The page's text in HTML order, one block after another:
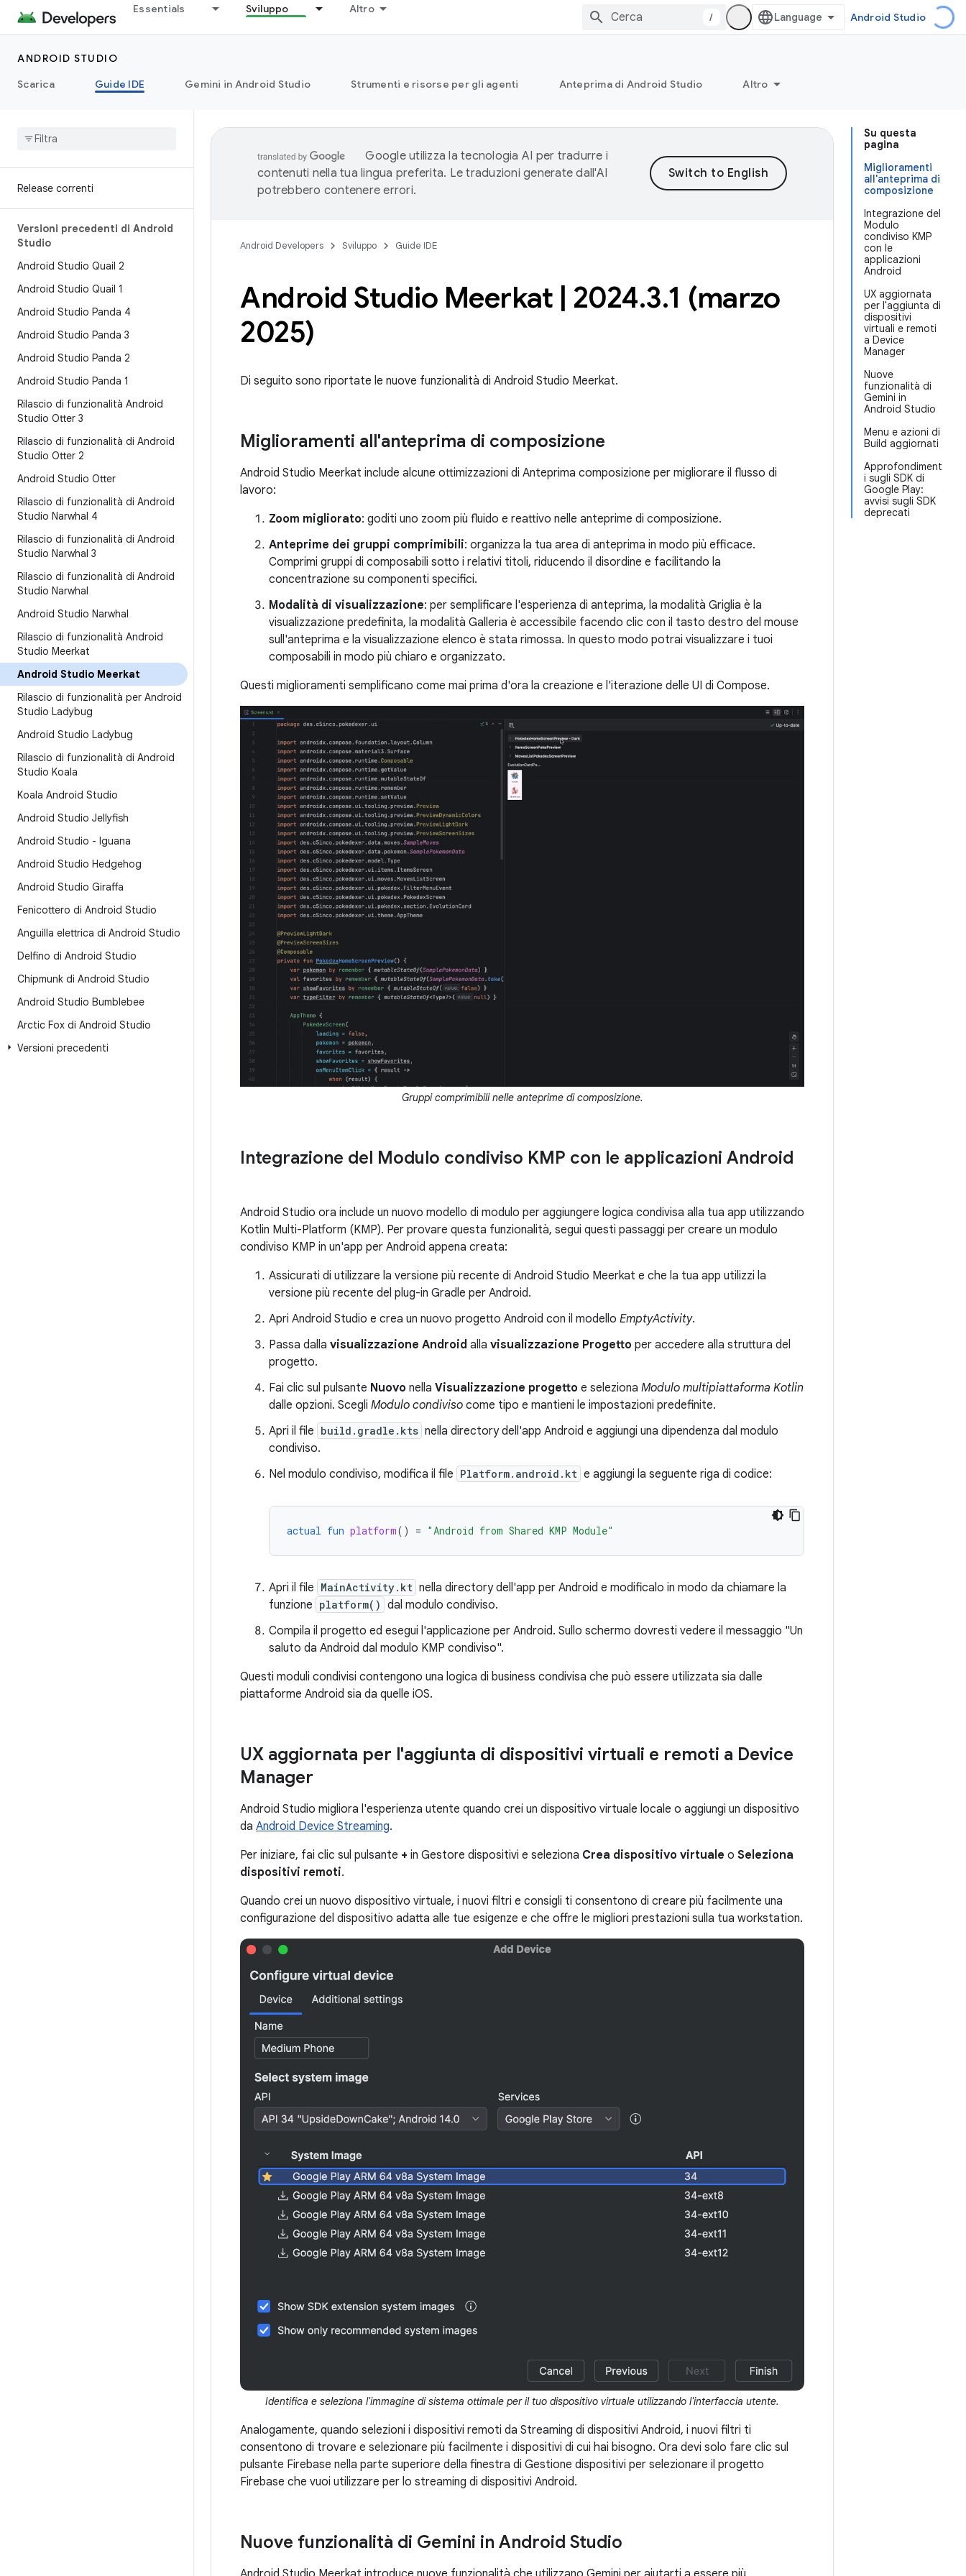
Essentials Sviluppo Altro
/ Android Studio
ANDROID STUDIO
Scarica
Guide IDE Gemini in Android Studio Strumenti e risorse per gli agenti Anteprima di Android Studio Altro
Release correnti
Versioni precedenti di Android
Studio
Android Studio Quail 2
Android Studio Quail 1
Android Studio Panda 4
Android Studio Panda 3
Android Studio Panda 2
Android Studio Panda 1
Rilascio di funzionalità Android
Studio Otter 3
Rilascio di funzionalità di Android
Studio Otter 2
Android Studio Otter
Rilascio di funzionalità di Android
Studio Narwhal 4
Rilascio di funzionalità di Android
Studio Narwhal 3
Rilascio di funzionalità di Android
Studio Narwhal
Android Studio Narwhal
Rilascio di funzionalità Android
Studio Meerkat
Android Studio Meerkat
Rilascio di funzionalità per Android
Studio Ladybug
Android Studio Ladybug
Rilascio di funzionalità di Android
Studio Koala
Koala Android Studio
Android Studio Jellyfish
Android Studio - Iguana
Android Studio Hedgehog
Android Studio Giraffa
Fenicottero di Android Studio
Anguilla elettrica di Android Studio
Delfino di Android Studio
Chipmunk di Android Studio
Android Studio Bumblebee
Arctic Fox di Android Studio
Versioni precedenti
Su questa
pagina
Miglioramenti
all'anteprima di
composizione
Integrazione del
Modulo
condiviso KMP
con le
applicazioni
Android
UX aggiornata
per l'aggiunta di
dispositivi
virtuali e remoti
a Device
Manager
Nuove
funzionalità di
Gemini in
Android Studio
Menu e azioni di
Build aggiornati
Approfondiment
i sugli SDK di
Google Play:
avvisi sugli SDK
deprecati
Google utilizza la tecnologia AI per tradurre i
contenuti nella tua lingua preferita. Le traduzioni generate dall'AI
potrebbero contenere errori.
Android Developers Sviluppo Guide IDE
Android Studio Meerkat | 2024.3.1 (marzo
2025)
Di seguito sono riportate le nuove funzionalità di Android Studio Meerkat.
Miglioramenti all'anteprima di composizione
Android Studio Meerkat include alcune ottimizzazioni di Anteprima composizione per migliorare il flusso di
lavoro:
Zoom migliorato: goditi uno zoom più fluido e reattivo nelle anteprime di composizione.
Anteprime dei gruppi comprimibili: organizza la tua area di anteprima in modo più efficace.
Comprimi gruppi di composabili sotto i relativi titoli, riducendo il disordine e facilitando la
concentrazione su componenti specifici.
Modalità di visualizzazione: per semplificare l'esperienza di anteprima, la modalità Griglia è la
visualizzazione predefinita, la modalità Galleria è accessibile facendo clic con il tasto destro del mouse
sull'anteprima e la visualizzazione elenco è stata rimossa. In questo modo potrai visualizzare i tuoi
composabili in modo più chiaro e organizzato.
Questi miglioramenti semplificano come mai prima d'ora la creazione e l'iterazione delle UI di Compose.
Gruppi comprimibili nelle anteprime di composizione.
Integrazione del Modulo condiviso KMP con le applicazioni Android
Android Studio ora include un nuovo modello di modulo per aggiungere logica condivisa alla tua app utilizzando
Kotlin Multi-Platform (KMP). Per provare questa funzionalità, segui questi passaggi per creare un modulo
condiviso KMP in un'app per Android appena creata:
Assicurati di utilizzare la versione più recente di Android Studio Meerkat e che la tua app utilizzi la
versione più recente del plug-in Gradle per Android.
Apri Android Studio e crea un nuovo progetto Android con il modello EmptyActivity.
Passa dalla visualizzazione Android alla visualizzazione Progetto per accedere alla struttura del
progetto.
Fai clic sul pulsante Nuovo nella Visualizzazione progetto e seleziona Modulo multipiattaforma Kotlin
dalle opzioni. Scegli Modulo condiviso come tipo e mantieni le impostazioni predefinite.
Apri il file build.gradle.kts nella directory dell'app Android e aggiungi una dipendenza dal modulo
condiviso.
Nel modulo condiviso, modifica il file Platform.android.kt e aggiungi la seguente riga di codice:
actual fun platform() = "Android from Shared KMP Module"
Apri il file MainActivity.kt nella directory dell'app per Android e modificalo in modo da chiamare la
funzione platform() dal modulo condiviso.
Compila il progetto ed esegui l'applicazione per Android. Sullo schermo dovresti vedere il messaggio "Un
saluto da Android dal modulo KMP condiviso".
Questi moduli condivisi contengono una logica di business condivisa che può essere utilizzata sia dalle
piattaforme Android sia da quelle iOS.
UX aggiornata per l'aggiunta di dispositivi virtuali e remoti a Device
Manager
Android Studio migliora l'esperienza utente quando crei un dispositivo virtuale locale o aggiungi un dispositivo
da Android Device Streaming.
Per iniziare, fai clic sul pulsante + in Gestore dispositivi e seleziona Crea dispositivo virtuale o Seleziona
dispositivi remoti.
Quando crei un nuovo dispositivo virtuale, i nuovi filtri e consigli ti consentono di creare più facilmente una
configurazione del dispositivo adatta alle tue esigenze e che offre le migliori prestazioni sulla tua workstation.
Identifica e seleziona l'immagine di sistema ottimale per il tuo dispositivo virtuale utilizzando l'interfaccia utente.
Analogamente, quando selezioni i dispositivi remoti da Streaming di dispositivi Android, i nuovi filtri ti
consentono di trovare e selezionare più facilmente i dispositivi di cui hai bisogno. Ora devi solo fare clic sul
pulsante Firebase nella parte superiore della finestra di Gestione dispositivi per selezionare il progetto
Firebase che vuoi utilizzare per lo streaming di dispositivi Android.
Nuove funzionalità di Gemini in Android Studio